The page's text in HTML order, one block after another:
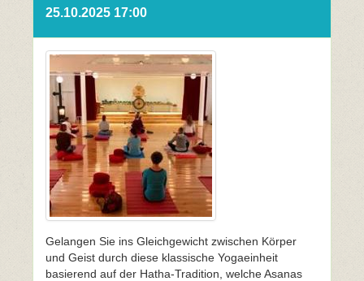
25.10.2025 17:00
Gelangen Sie ins Gleichgewicht zwischen Körper
und Geist durch diese klassische Yogaeinheit
basierend auf der Hatha-Tradition, welche Asanas